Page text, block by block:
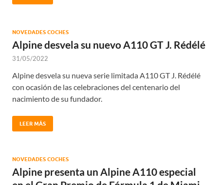
NOVEDADES COCHES
Alpine desvela su nuevo A110 GT J. Rédélé
31/05/2022
Alpine desvela su nueva serie limitada A110 GT J. Rédélé
con ocasión de las celebraciones del centenario del
nacimiento de su fundador.
LEER MÁS
NOVEDADES COCHES
Alpine presenta un Alpine A110 especial